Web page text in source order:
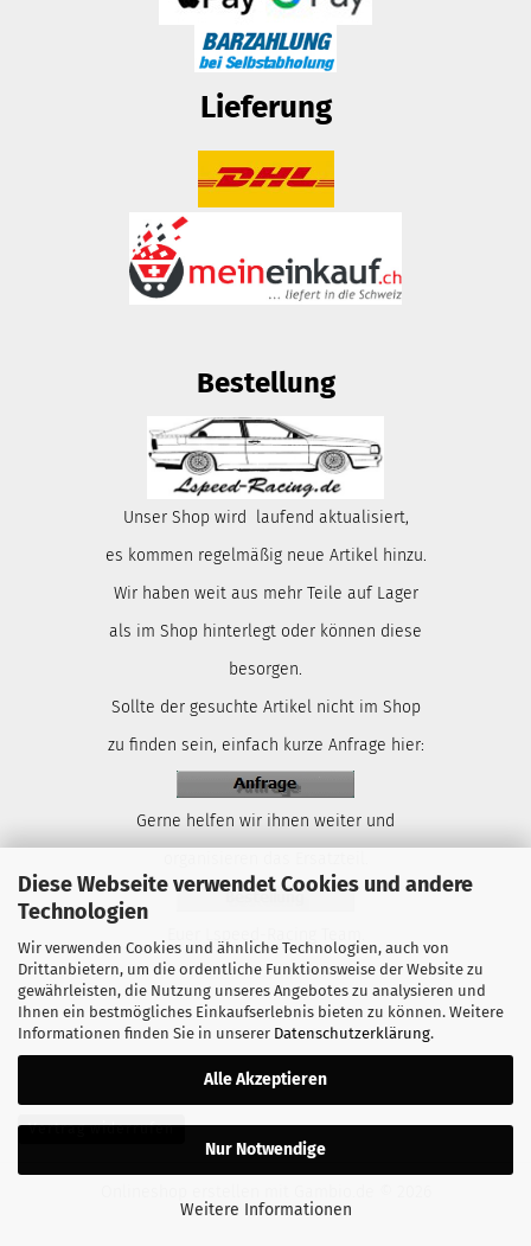
Diese Webseite verwendet Cookies und andere
Technologien
Wir verwenden Cookies und ähnliche Technologien, auch von
Drittanbietern, um die ordentliche Funktionsweise der Website zu
gewährleisten, die Nutzung unseres Angebotes zu analysieren und
Ihnen ein bestmögliches Einkaufserlebnis bieten zu können. Weitere
Informationen finden Sie in unserer Datenschutzerklärung.
Alle Akzeptieren
Nur Notwendige
Weitere Informationen
Lieferung
Bestellung
Unser Shop wird laufend aktualisiert,
es kommen regelmäßig neue Artikel hinzu.
Wir haben weit aus mehr Teile auf Lager
als im Shop hinterlegt oder können diese
besorgen.
Sollte der gesuchte Artikel nicht im Shop
zu finden sein, einfach kurze Anfrage hier:
Gerne helfen wir ihnen weiter und
Vertrag widerrufen